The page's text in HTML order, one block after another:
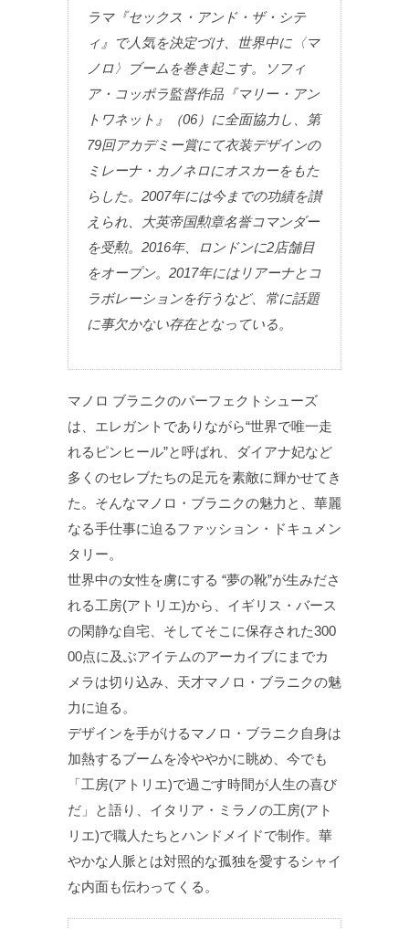
ラマ『セックス・アンド・ザ・シテ
ィ』で人気を決定づけ、世界中に〈マ
ノロ〉ブームを巻き起こす。ソフィ
ア・コッポラ監督作品『マリー・アン
トワネット』（06）に全面協力し、第
79回アカデミー賞にて衣装デザインの
ミレーナ・カノネロにオスカーをもた
らした。2007年には今までの功績を讃
えられ、大英帝国勲章名誉コマンダー
を受勲。2016年、ロンドンに2店舗目
をオープン。2017年にはリアーナとコ
ラボレーションを行うなど、常に話題
に事欠かない存在となっている。
マノロ ブラニクのパーフェクトシューズ
は、エレガントでありながら“世界で唯一走
れるピンヒール”と呼ばれ、ダイアナ妃など
多くのセレブたちの足元を素敵に輝かせてき
た。そんなマノロ・ブラニクの魅力と、華麗
なる手仕事に迫るファッション・ドキュメン
タリー。
世界中の女性を虜にする “夢の靴”が生みださ
れる工房(アトリエ)から、イギリス・バース
の閑静な自宅、そしてそこに保存された300
00点に及ぶアイテムのアーカイブにまでカ
メラは切り込み、天才マノロ・ブラニクの魅
力に迫る。
デザインを手がけるマノロ・ブラニク自身は
加熱するブームを冷ややかに眺め、今でも
「工房(アトリエ)で過ごす時間が人生の喜び
だ」と語り、イタリア・ミラノの工房(アト
リエ)で職人たちとハンドメイドで制作。華
やかな人脈とは対照的な孤独を愛するシャイ
な内面も伝わってくる。